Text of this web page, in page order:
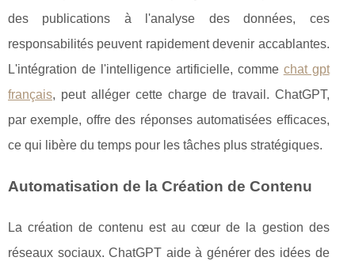
des publications à l'analyse des données, ces
responsabilités peuvent rapidement devenir accablantes.
L'intégration de l'intelligence artificielle, comme chat gpt
français, peut alléger cette charge de travail. ChatGPT,
par exemple, offre des réponses automatisées efficaces,
ce qui libère du temps pour les tâches plus stratégiques.
Automatisation de la Création de Contenu
La création de contenu est au cœur de la gestion des
réseaux sociaux. ChatGPT aide à générer des idées de